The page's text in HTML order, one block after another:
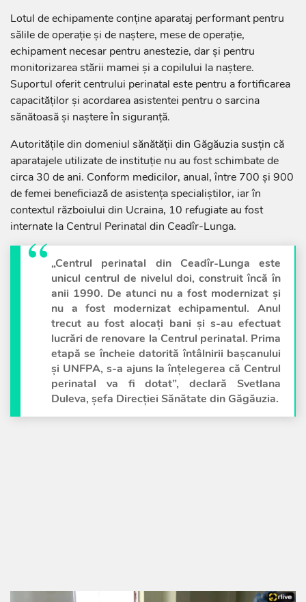
Lotul de echipamente conține aparataj performant pentru
sălile de operație și de naștere, mese de operație,
echipament necesar pentru anestezie, dar și pentru
monitorizarea stării mamei și a copilului la naștere.
Suportul oferit centrului perinatal este pentru a fortificarea
capacităților și acordarea asistentei pentru o sarcina
sănătoasă și naștere în siguranță.
Autoritățile din domeniul sănătății din Găgăuzia susțin că
aparatajele utilizate de instituție nu au fost schimbate de
circa 30 de ani. Conform medicilor, anual, între 700 și 900
de femei beneficiază de asistența specialiștilor, iar în
contextul războiului din Ucraina, 10 refugiate au fost
internate la Centrul Perinatal din Ceadîr-Lunga.
„Centrul perinatal din Ceadîr-Lunga este
unicul centrul de nivelul doi, construit încă în
anii 1990. De atunci nu a fost modernizat și
nu a fost modernizat echipamentul. Anul
trecut au fost alocați bani și s-au efectuat
lucrări de renovare la Centrul perinatal. Prima
etapă se încheie datorită întâlnirii bașcanului
și UNFPA, s-a ajuns la înțelegerea că Centrul
perinatal va fi dotat”, declară Svetlana
Duleva, șefa Direcției Sănătate din Găgăuzia.